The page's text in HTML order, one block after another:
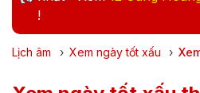
!
Lịch âm › Xem ngày tốt xấu ›